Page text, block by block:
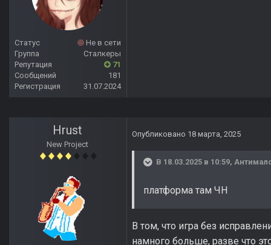
Статус
Не в сети
Группа
Сталкеры
Репутация
71
Сообщений
181
Регистрация
31.07.2024
Hrust
New Project
Опубликовано 18 марта, 2025
В 18.03.2025 в 10:59,
платформа там ЧН
В том, что игра без
намного больше, разве что